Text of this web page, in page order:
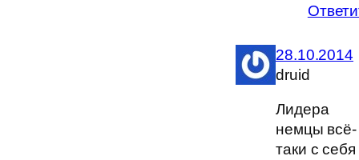
28.10.2014
druid
Лидера
немцы всё-
таки с себя